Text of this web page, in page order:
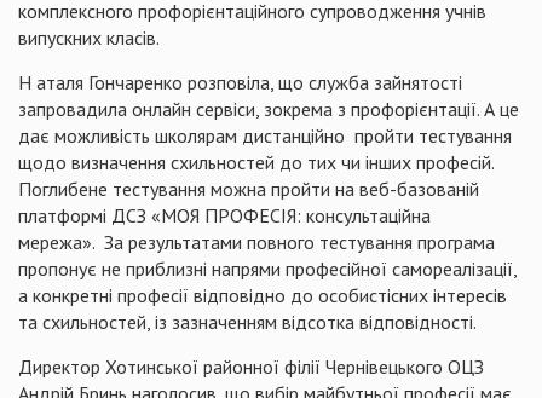
комплексного профорієнтаційного супроводження учнів
випускних класів.
Н аталя Гончаренко розповіла, що служба зайнятості
запровадила онлайн сервіси, зокрема з профорієнтації. А це
дає можливість школярам дистанційно пройти тестування
щодо визначення схильностей до тих чи інших професій.
Поглибене тестування можна пройти на веб-базованій
платформі ДСЗ «МОЯ ПРОФЕСІЯ: консультаційна
мережа». За результатами повного тестування програма
пропонує не приблизні напрями професійної самореалізації,
а конкретні професії відповідно до особистісних інтересів
та схильностей, із зазначенням відсотка відповідності.
Директор Хотинської районної філії Чернівецького ОЦЗ
Андрій Бринь наголосив, що вибір майбутньої професії має